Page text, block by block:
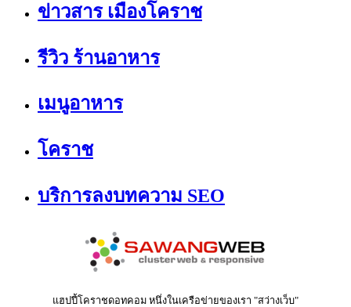
ข่าวสาร เมืองโคราช
รีวิว ร้านอาหาร
เมนูอาหาร
โคราช
บริการลงบทความ SEO
แฮปปี้โคราชดอทคอม หนึ่งในเครือข่ายของเรา "สว่างเว็บ"